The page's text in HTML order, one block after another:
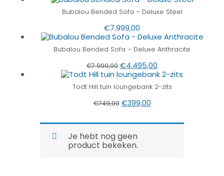
Bubalou Bended Sofa – Deluxe Steel
€7.999,00
Bubalou Bended Sofa – Deluxe Anthracite
€7.999,00 €4.495,00
Todt Hill tuin loungebank 2-zits
€749,00 €399,00
Je hebt nog geen
product bekeken.